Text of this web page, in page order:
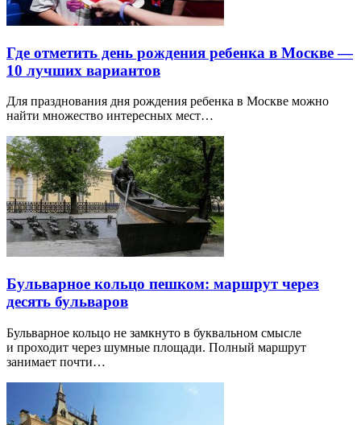
Где отметить день рождения ребенка в Москве —
10 лучших вариантов
Для празднования дня рождения ребенка в Москве можно
найти множество интересных мест…
Бульварное кольцо пешком: маршрут через
десять бульваров
Бульварное кольцо не замкнуто в буквальном смысле
и проходит через шумные площади. Полный маршрут
занимает почти…